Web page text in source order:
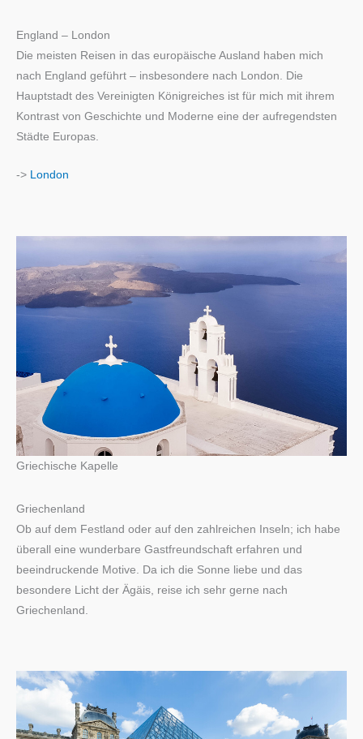
England – London
Die meisten Reisen in das europäische Ausland haben mich
nach England geführt – insbesondere nach London. Die
Hauptstadt des Vereinigten Königreiches ist für mich mit ihrem
Kontrast von Geschichte und Moderne eine der aufregendsten
Städte Europas.
-> London
Griechische Kapelle
Griechenland
Ob auf dem Festland oder auf den zahlreichen Inseln; ich habe
überall eine wunderbare Gastfreundschaft erfahren und
beeindruckende Motive. Da ich die Sonne liebe und das
besondere Licht der Ägäis, reise ich sehr gerne nach
Griechenland.